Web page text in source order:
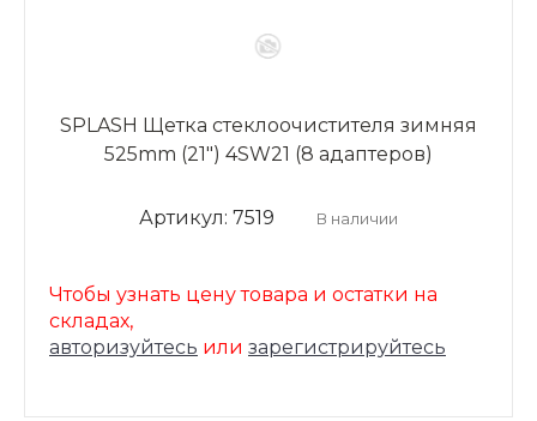
SPLASH Щетка стеклоочистителя зимняя
525mm (21") 4SW21 (8 адаптеров)
Артикул: 7519 В наличии
Чтобы узнать цену товара и остатки на
складах,
авторизуйтесь или зарегистрируйтесь